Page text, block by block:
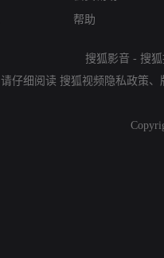
帮助
搜狐影音 - 搜
请仔细阅读 搜狐视频隐私政策、